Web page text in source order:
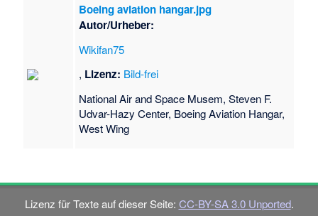
Boeing aviation hangar.jpg
Autor/Urheber:
Wikifan75
, Lizenz: Bild-frei
National Air and Space Musem, Steven F.
Udvar-Hazy Center, Boeing Aviation Hangar,
West Wing
Lizenz für Texte auf dieser Seite: CC-BY-SA 3.0 Unported.